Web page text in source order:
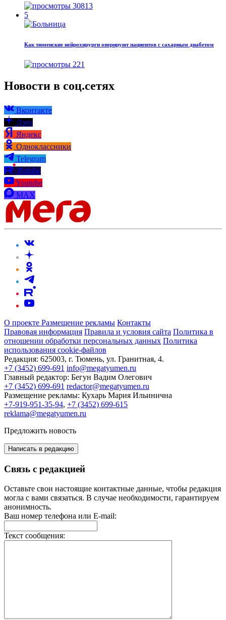
30813
5
Как тюменские нейрохирурги оперируют пациентов с сахарным диабетом
221
Новости в соц.сетях
Вконтакте
Дзен
Яндекс
Одноклассники
Telegram
Rutube
Youtube
MAX
О проекте Размещение рекламы Контакты
Правовая информация Правила и условия сайта Политика в
отношении обработки персональных данных Политика
использования cookie-файлов
Редакция: 625003, г. Тюмень, ул. Гранитная, 4.
+7 (3452) 699-691 info@megatyumen.ru
Главный редактор: Бегун Вадим Олегович
+7 (3452) 699-691 redactor@megatyumen.ru
Размещение рекламы: Кухарь Мария Ильинична
+7-919-951-35-94, +7 (3452) 699-615
reklama@megatyumen.ru
Предложить новость
Написать в редакцию
Связь с редакцией
Оставьте свои настоящие контактные данные, чтобы редакция
могла с вами связаться. В случае необходимости, гарантируем
анонимность.
Ваш номер телефона или E-mail:
Текст сообщения: